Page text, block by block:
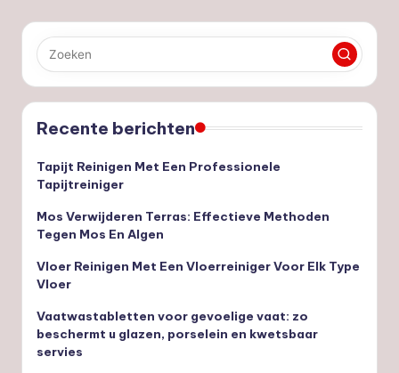
paginering
Recente berichten
Tapijt Reinigen Met Een Professionele
Tapijtreiniger
Mos Verwijderen Terras: Effectieve Methoden
Tegen Mos En Algen
Vloer Reinigen Met Een Vloerreiniger Voor Elk Type
Vloer
Vaatwastabletten voor gevoelige vaat: zo
beschermt u glazen, porselein en kwetsbaar
servies